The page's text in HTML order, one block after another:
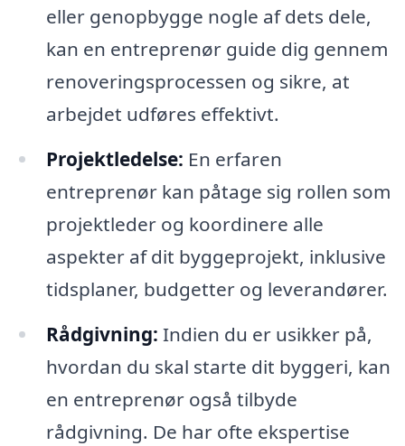
eller genopbygge nogle af dets dele,
kan en entreprenør guide dig gennem
renoveringsprocessen og sikre, at
arbejdet udføres effektivt.
Projektledelse: En erfaren
entreprenør kan påtage sig rollen som
projektleder og koordinere alle
aspekter af dit byggeprojekt, inklusive
tidsplaner, budgetter og leverandører.
Rådgivning: Indien du er usikker på,
hvordan du skal starte dit byggeri, kan
en entreprenør også tilbyde
rådgivning. De har ofte ekspertise